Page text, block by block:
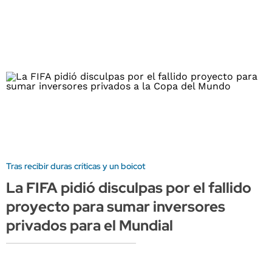
Tras recibir duras críticas y un boicot
La FIFA pidió disculpas por el fallido
proyecto para sumar inversores
privados para el Mundial